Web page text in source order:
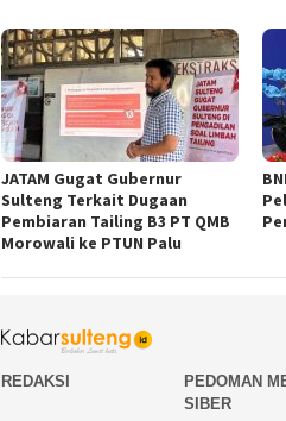
JATAM Gugat Gubernur
Sulteng Terkait Dugaan
Pembiaran Tailing B3 PT QMB
Morowali ke PTUN Palu
REDAKSI
PEDOMAN
SIBER